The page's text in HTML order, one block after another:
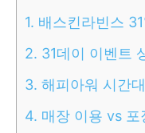
1. 배스킨라빈스
2. 31데이 이벤트
3. 해피아워 시간
4. 매장 이용 vs 포